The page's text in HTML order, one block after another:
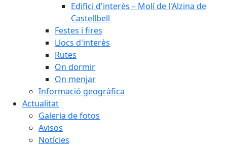
Edifici d'interès – Molí de l'Alzina de
Castellbell
Festes i fires
Llocs d'interès
Rutes
On dormir
On menjar
Informació geogràfica
Actualitat
Galeria de fotos
Avisos
Notícies